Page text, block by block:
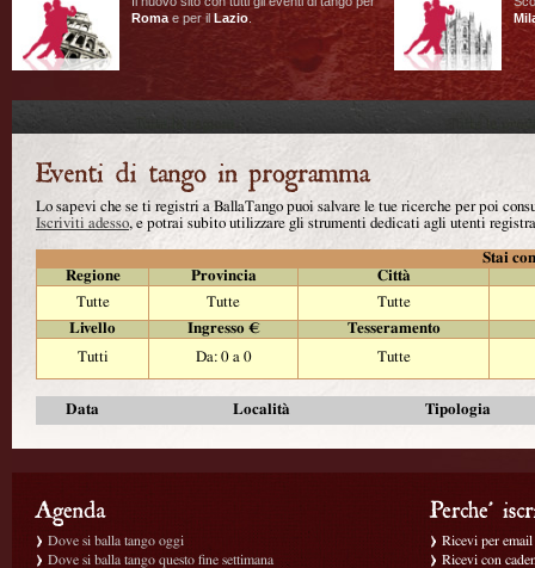
Roma e per il Lazio
Lo sapevi che se ti registri a BallaTango puoi salvare le tue ricerche per poi
Iscriviti adesso, e potrai subito utilizzare gli strumenti dedicati agli utenti
Stai
Regione
Provincia
Città
Tutte
Tutte
Tutte
Livello
Ingresso €
Tesseramento
Tutti
Da: 0 a 0 Tutte
Data Località Tipologia
Dove si balla tango oggi
Dove si balla tango questo fine settimana
Ricevi per
Ricevi con